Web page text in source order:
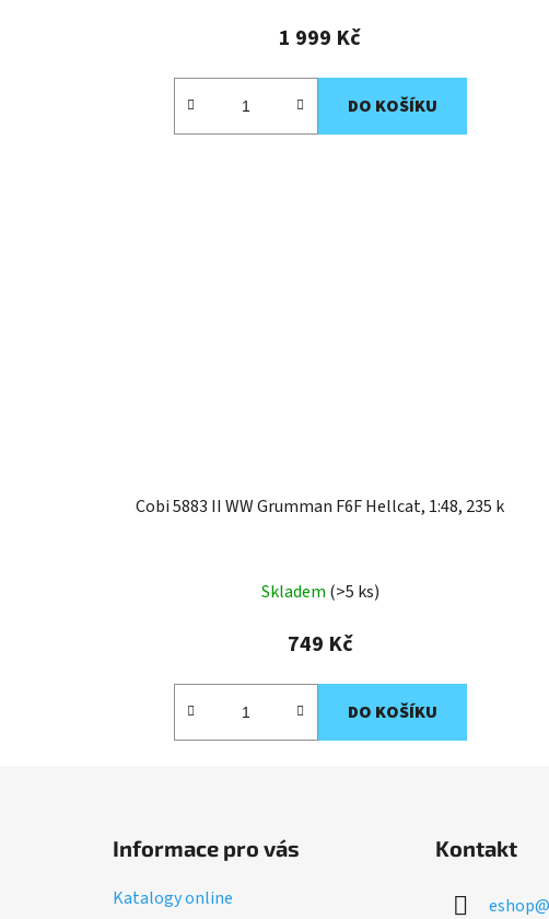
1 999 Kč
DO KOŠÍKU
Cobi 5883 II WW Grumman F6F Hellcat, 1:48, 235 k
Skladem (>5 ks)
749 Kč
DO KOŠÍKU
Informace pro vás
Katalogy online
Kontakt
eshop@